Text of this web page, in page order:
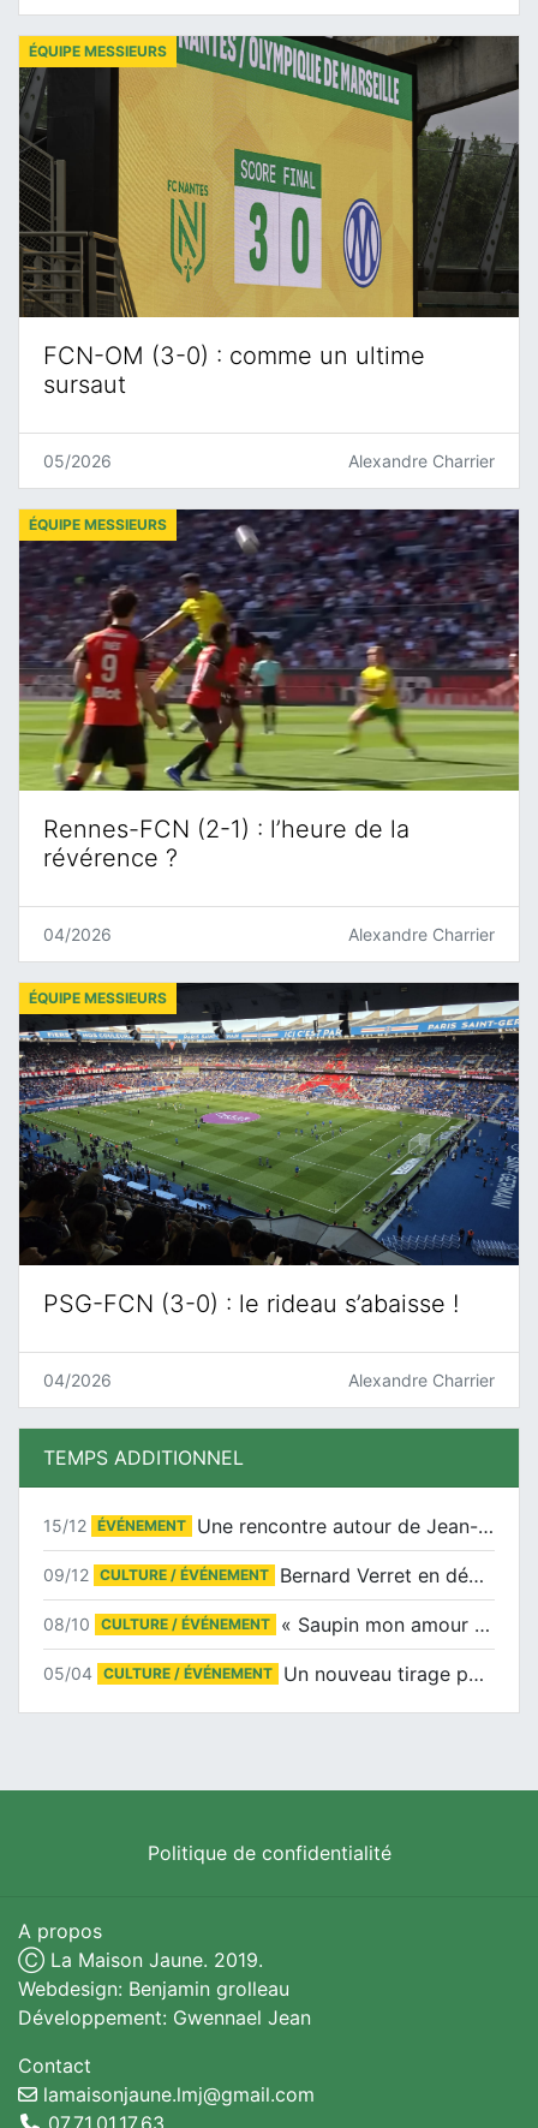
FCN-OM (3-0) : comme un ultime
sursaut
ÉQUIPE MESSIEURS
05/2026 Alexandre Charrier
Rennes-FCN (2-1) : l’heure de la
révérence ?
ÉQUIPE MESSIEURS
04/2026 Alexandre Charrier
PSG-FCN (3-0) : le rideau s’abaisse !
ÉQUIPE MESSIEURS
04/2026 Alexandre Charrier
TEMPS ADDITIONNEL
15/12 ÉVÉNEMENT Une rencontre autour de Jean-Claude Suaudeau
09/12 CULTURE / ÉVÉNEMENT Bernard Verret en dédicaces le samedi 13 décembre à l’Espace Culturel Atlantis
08/10 CULTURE / ÉVÉNEMENT « Saupin mon amour » au salon du livre de Trentemoult
05/04 CULTURE / ÉVÉNEMENT Un nouveau tirage pour le Docu-BD
Politique de confidentialité
A propos
Ⓒ La Maison Jaune. 2019.
Webdesign: Benjamin grolleau
Développement: Gwennael Jean
Contact
lamaisonjaune.lmj@gmail.com
07.71.01.17.63